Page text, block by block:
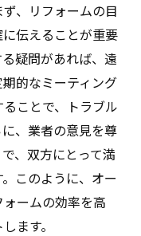
、リフォームの目
伝えることが重要
疑問があれば、遠
的なミーティング
ことで、トラブル
、業者の意見を尊
、双方にとって満
このように、オー
ームの効率を高
ます。